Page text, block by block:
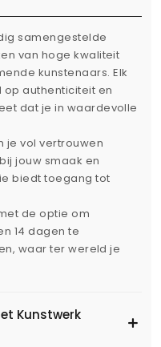
samengestelde
van hoge kwaliteit
kunstenaars. Elk
authenticiteit en
dat je in waardevolle
je vol vertrouwen
jouw smaak en
biedt toegang tot
de optie om
14 dagen te
waar ter wereld je
Kunstwerk